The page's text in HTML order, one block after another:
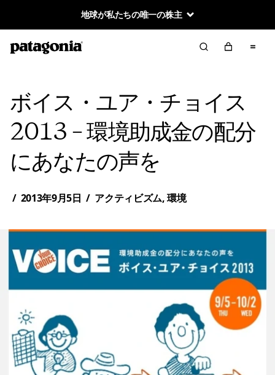
地球が私たちの唯一の株主
ボイス・ユア・チョイス
2013 – 環境助成金の配分
にあなたの声を
/ 2013年9月5日 / アクティビズム,環境